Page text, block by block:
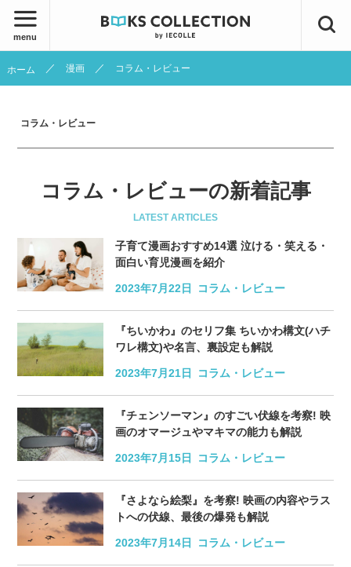
menu
ホーム 漫画 コラム・レビュー
コラム・レビュー
コラム・レビューの新着記事
LATEST ARTICLES
子育て漫画おすすめ14選 泣ける・笑える・
面白い育児漫画を紹介
2023年7月22日 コラム・レビュー
『ちいかわ』のセリフ集 ちいかわ構文(ハチ
ワレ構文)や名言、裏設定も解説
2023年7月21日 コラム・レビュー
『チェンソーマン』のすごい伏線を考察! 映
画のオマージュやマキマの能力も解説
2023年7月15日 コラム・レビュー
『さよなら絵梨』を考察! 映画の内容やラス
トへの伏線、最後の爆発も解説
2023年7月14日 コラム・レビュー